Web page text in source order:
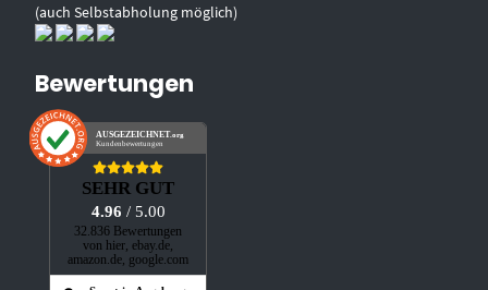
(auch Selbstabholung möglich)
Bewertungen
AUSGEZEICHNET .org
Kundenbewertungen
SEHR GUT
4.96 / 5.00
32.836 Bewertungen
von hier, ebay.de,
amazon.de, google.com